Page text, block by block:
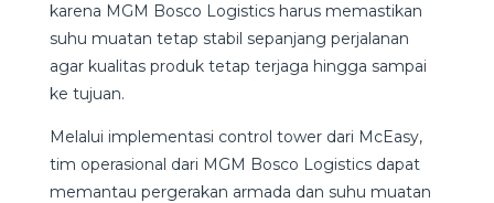
karena MGM Bosco Logistics harus memastikan
suhu muatan tetap stabil sepanjang perjalanan
agar kualitas produk tetap terjaga hingga sampai
ke tujuan.
Melalui implementasi control tower dari McEasy,
tim operasional dari MGM Bosco Logistics dapat
memantau pergerakan armada dan suhu muatan